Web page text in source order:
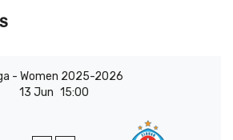
- Women 2025-2026
13 Jun 15:00